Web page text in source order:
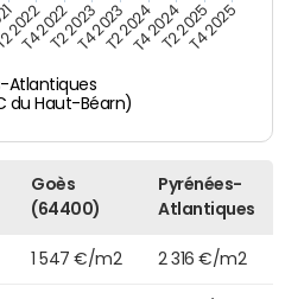
Atlantiques
du Haut-Béarn)
2022
T4 2022T2 2023T4 2023T2 2024T4 2024T2 2025T4 2025
Goès
(64400)
Pyrénées-
Atlantiques
1 547 €/m2 2 316 €/m2